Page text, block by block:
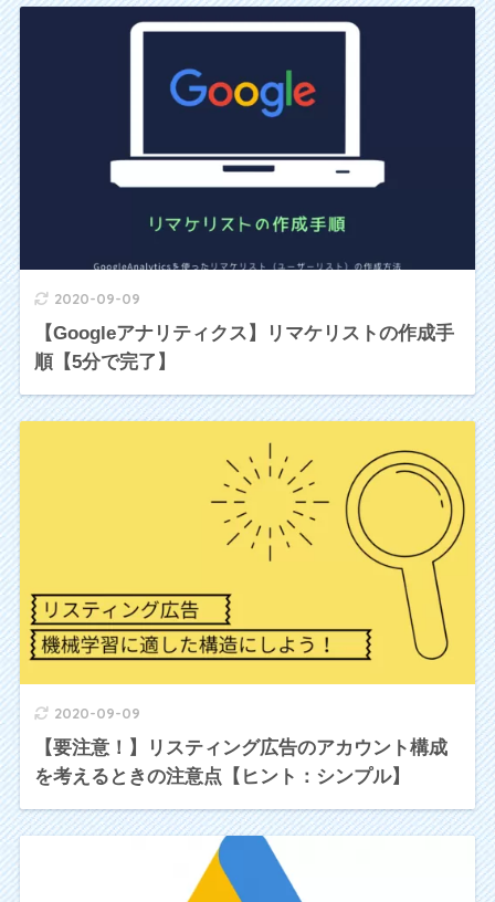
2020-09-09
【Googleアナリティクス】リマケリストの作成手
順【5分で完了】
2020-09-09
【要注意！】リスティング広告のアカウント構成
を考えるときの注意点【ヒント：シンプル】